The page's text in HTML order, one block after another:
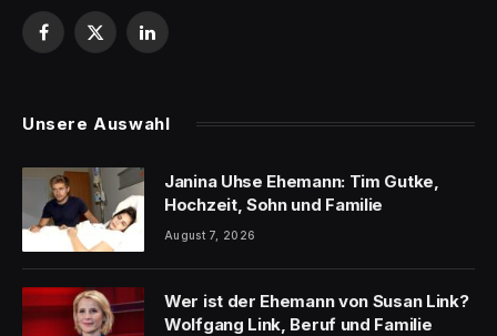
Facebook
X
LinkedIn
Unsere Auswahl
Janina Uhse Ehemann: Tim Gutke,
Hochzeit, Sohn und Familie
August 7, 2026
Wer ist der Ehemann von Susan Link?
Wolfgang Link, Beruf und Familie